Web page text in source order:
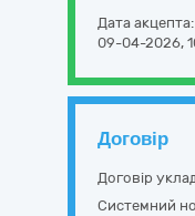
Дата акцепта:
09-04-2026,
Договір
Договір
Системний